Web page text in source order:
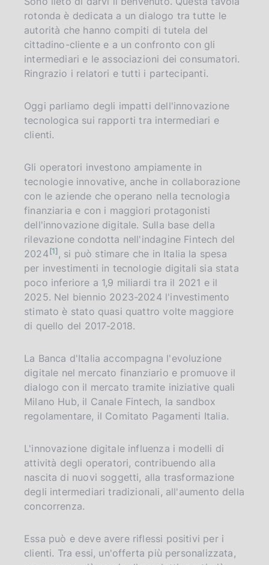
g
n
a
rotonda è dedicata a un dialogo tra tutte le
autorità che hanno compiti di tutela del
cittadino-cliente e a un confronto con gli
intermediari e le associazioni dei consumatori.
Ringrazio i relatori e tutti i partecipanti.
Oggi parliamo degli impatti dell'innovazione
tecnologica sui rapporti tra intermediari e
clienti.
Gli operatori investono ampiamente in
tecnologie innovative, anche in collaborazione
con le aziende che operano nella tecnologia
finanziaria e con i maggiori protagonisti
dell'innovazione digitale. Sulla base della
rilevazione condotta nell'indagine Fintech del
2024 n
t
a
1 , si può stimare che in Italia la spesa
per investimenti in tecnologie digitali sia stata
poco inferiore a 1,9 miliardi tra il 2021 e il
2025. Nel biennio 2023-2024 l'investimento
stimato è stato quasi quattro volte maggiore
di quello del 2017-2018.
La Banca d'Italia accompagna l'evoluzione
digitale nel mercato finanziario e promuove il
dialogo con il mercato tramite iniziative quali
Milano Hub, il Canale Fintech, la sandbox
regolamentare, il Comitato Pagamenti Italia.
L'innovazione digitale influenza i modelli di
attività degli operatori, contribuendo alla
nascita di nuovi soggetti, alla trasformazione
degli intermediari tradizionali, all'aumento della
concorrenza.
Essa può e deve avere riflessi positivi per i
clienti. Tra essi, un'offerta più personalizzata,